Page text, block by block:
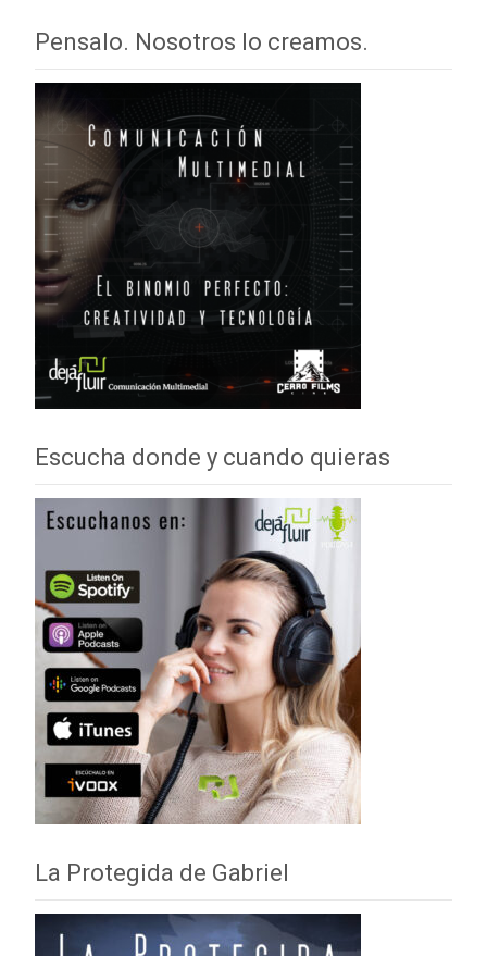
Pensalo. Nosotros lo creamos.
Escucha donde y cuando quieras
La Protegida de Gabriel